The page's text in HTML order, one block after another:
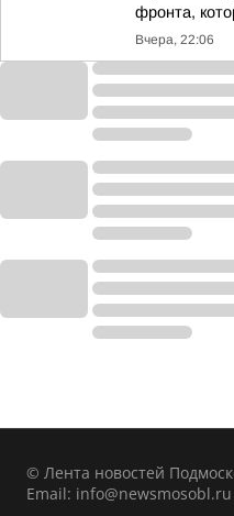
фронта,
Вчера, 22:06
© Лента новостей
Email: info@newsmosobl.ru